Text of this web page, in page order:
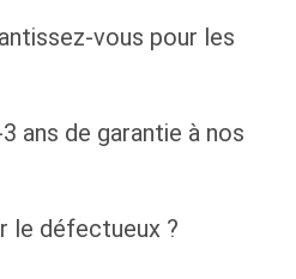
vous pour les
ans de garantie à nos
le défectueux ?